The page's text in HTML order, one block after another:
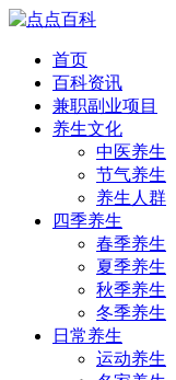
首页
百科资讯
兼职副业项目
养生文化
中医养生
节气养生
养生人群
四季养生
春季养生
夏季养生
秋季养生
冬季养生
日常养生
运动养生